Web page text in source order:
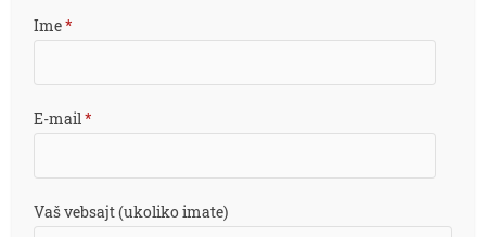
Ime*
E-mail*
Vaš vebsajt (ukoliko imate)